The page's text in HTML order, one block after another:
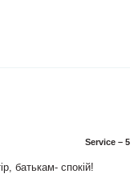
Service – 5
батькам- спокій!